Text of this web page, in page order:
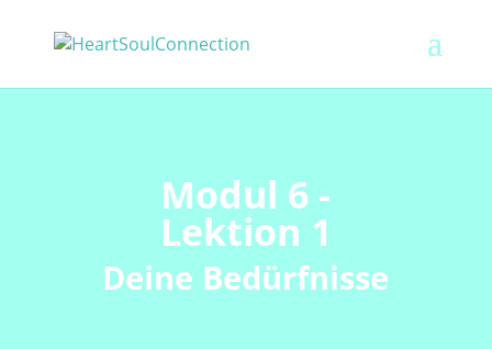
Modul 6 -
Lektion 1
Deine Bedürfnisse